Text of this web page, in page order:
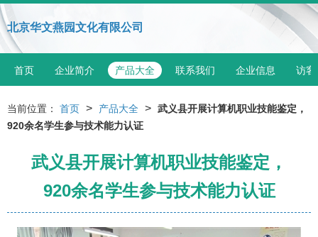
北京华文燕园文化有限公司
首页 企业简介 产品大全 联系我们 企业信息 访客
当前位置： 首页 > 产品大全 > 武义县开展计算机职业技能鉴定，
920余名学生参与技术能力认证
武义县开展计算机职业技能鉴定，
920余名学生参与技术能力认证